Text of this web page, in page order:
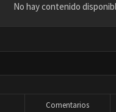
No hay contenido
Comentarios